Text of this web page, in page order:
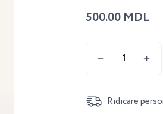
500.00 MDL
Ridicare